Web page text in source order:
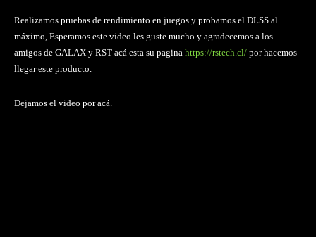
Realizamos pruebas de rendimiento en juegos y probamos el DLSS al
máximo, Esperamos este video les guste mucho y agradecemos a los
amigos de GALAX y RST acá esta su pagina https://rstech.cl/ por hacemos
llegar este producto.
Dejamos el video por acá.